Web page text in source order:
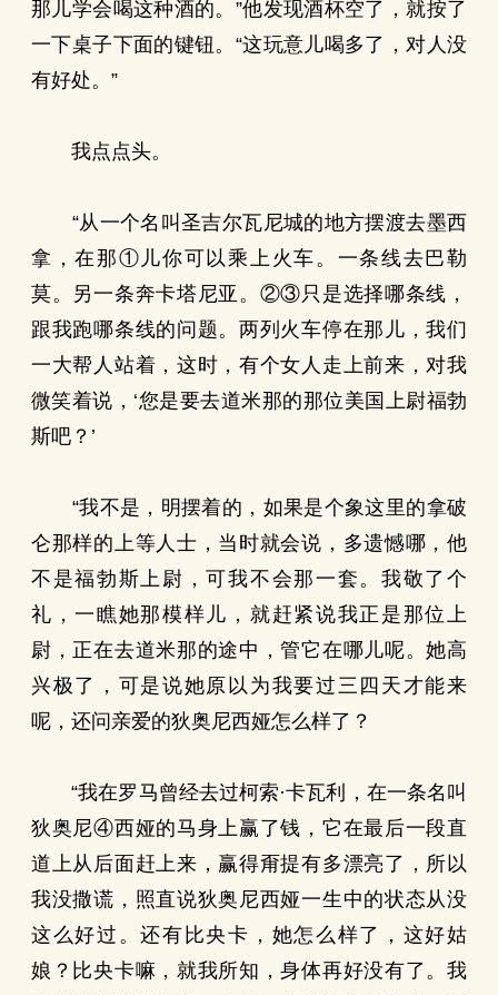
那儿学会喝这种酒的。”他发现酒杯空了，就按了
一下桌子下面的键钮。“这玩意儿喝多了，对人没
有好处。”
我点点头。
“从一个名叫圣吉尔瓦尼城的地方摆渡去墨西
拿，在那①儿你可以乘上火车。一条线去巴勒
莫。另一条奔卡塔尼亚。②③只是选择哪条线，
跟我跑哪条线的问题。两列火车停在那儿，我们
一大帮人站着，这时，有个女人走上前来，对我
微笑着说，‘您是要去道米那的那位美国上尉福勃
斯吧？’
“我不是，明摆着的，如果是个象这里的拿破
仑那样的上等人士，当时就会说，多遗憾哪，他
不是福勃斯上尉，可我不会那一套。我敬了个
礼，一瞧她那模样儿，就赶紧说我正是那位上
尉，正在去道米那的途中，管它在哪儿呢。她高
兴极了，可是说她原以为我要过三四天才能来
呢，还问亲爱的狄奥尼西娅怎么样了？
“我在罗马曾经去过柯索·卡瓦利，在一条名叫
狄奥尼④西娅的马身上赢了钱，它在最后一段直
道上从后面赶上来，赢得甭提有多漂亮了，所以
我没撒谎，照直说狄奥尼西娅一生中的状态从没
这么好过。还有比央卡，她怎么样了，这好姑
娘？比央卡嘛，就我所知，身体再好没有了。我